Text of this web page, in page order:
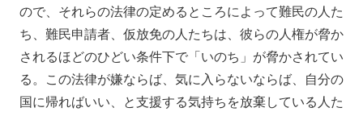
ので、それらの法律の定めるところによって難民の人た
ち、難民申請者、仮放免の人たちは、彼らの人権が脅か
されるほどのひどい条件下で「いのち」が脅かされてい
る。この法律が嫌ならば、気に入らないならば、自分の
国に帰ればいい、と支援する気持ちを放棄している人た